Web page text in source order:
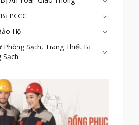
PCCC
Hộ
Phòng Sạch, Trang Thiết Bị
Sạch